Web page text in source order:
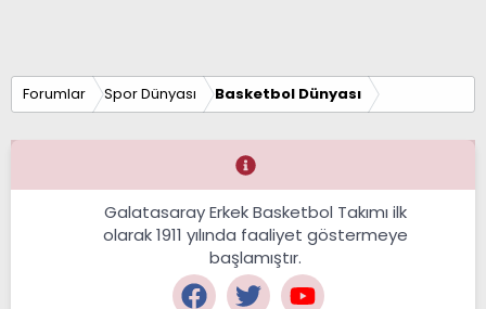
Forumlar Spor Dünyası Basketbol Dünyası
Galatasaray Erkek Basketbol Takımı ilk
olarak 1911 yılında faaliyet göstermeye
başlamıştır.